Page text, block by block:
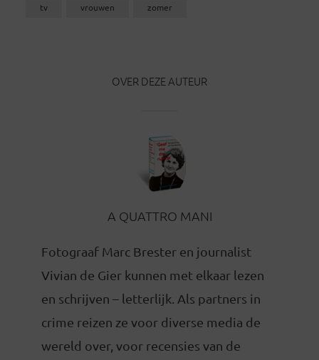
tv vrouwen zomer
OVER DEZE AUTEUR
A QUATTRO MANI
Fotograaf Marc Brester en journalist
Vivian de Gier kunnen met elkaar lezen
en schrijven – letterlijk. Als partners in
crime reizen ze voor diverse media de
wereld over, voor recensies van de